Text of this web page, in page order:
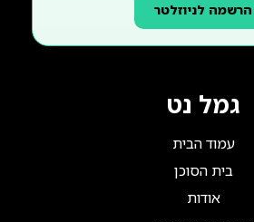
הרשמה לניוזלטר
גמל נט
עמוד הבית
בית הסוכן
אודות